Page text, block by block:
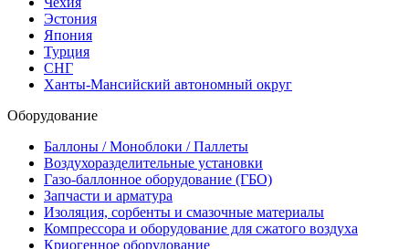
Эстония
Япония
Турция
СНГ
Ханты-Мансийский автономный округ
Оборудование
Баллоны / Моноблоки / Паллеты
Воздухоразделительные установки
Газо-баллонное оборудование (ГБО)
Запчасти и арматура
Изоляция, сорбенты и смазочные материалы
Компрессора и оборудование для сжатого воздуха
Криогенное оборудование